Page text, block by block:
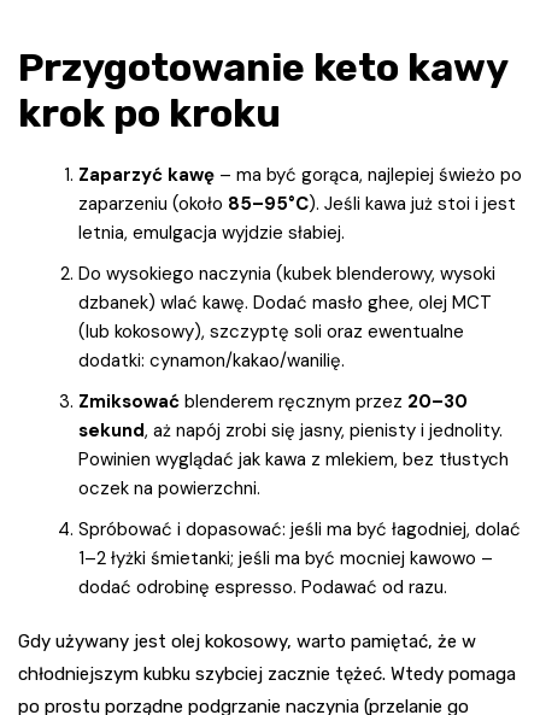
Przygotowanie keto kawy
krok po kroku
Zaparzyć kawę – ma być gorąca, najlepiej świeżo po
zaparzeniu (około 85–95°C). Jeśli kawa już stoi i jest
letnia, emulgacja wyjdzie słabiej.
Do wysokiego naczynia (kubek blenderowy, wysoki
dzbanek) wlać kawę. Dodać masło ghee, olej MCT
(lub kokosowy), szczyptę soli oraz ewentualne
dodatki: cynamon/kakao/wanilię.
Zmiksować blenderem ręcznym przez 20–30
sekund, aż napój zrobi się jasny, pienisty i jednolity.
Powinien wyglądać jak kawa z mlekiem, bez tłustych
oczek na powierzchni.
Spróbować i dopasować: jeśli ma być łagodniej, dolać
1–2 łyżki śmietanki; jeśli ma być mocniej kawowo –
dodać odrobinę espresso. Podawać od razu.
Gdy używany jest olej kokosowy, warto pamiętać, że w
chłodniejszym kubku szybciej zacznie tężeć. Wtedy pomaga
po prostu porządne podgrzanie naczynia (przelanie go